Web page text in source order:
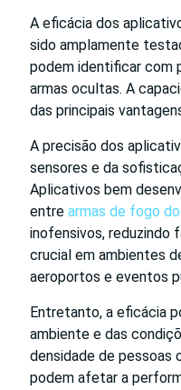
A eficácia dos
sido amplamente
podem identificar com
armas ocultas. A
das principais
A precisão dos
sensores e da
Aplicativos bem
entre armas de fogo
inofensivos, reduzindo
crucial em ambientes
aeroportos e eventos
Entretanto, a eficácia
ambiente e das
densidade de pessoas
podem afetar a